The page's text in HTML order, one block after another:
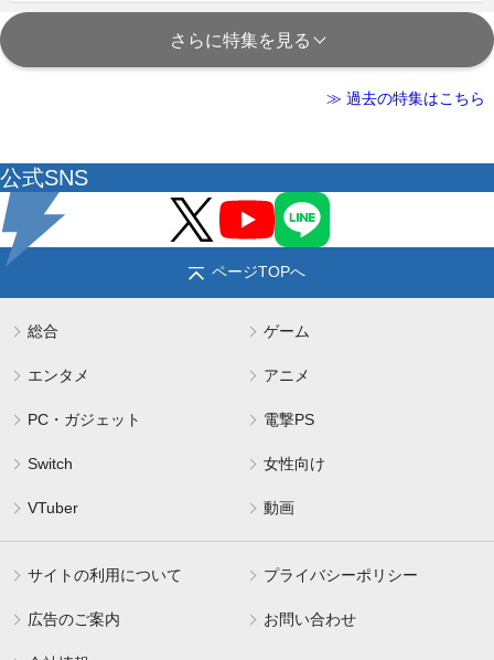
さらに特集を見る
≫ 過去の特集はこちら
公式SNS
ページTOPへ
総合 ゲーム
エンタメ アニメ
PC・ガジェット 電撃PS
Switch 女性向け
VTuber 動画
サイトの利用について プライバシーポリシー
広告のご案内 お問い合わせ